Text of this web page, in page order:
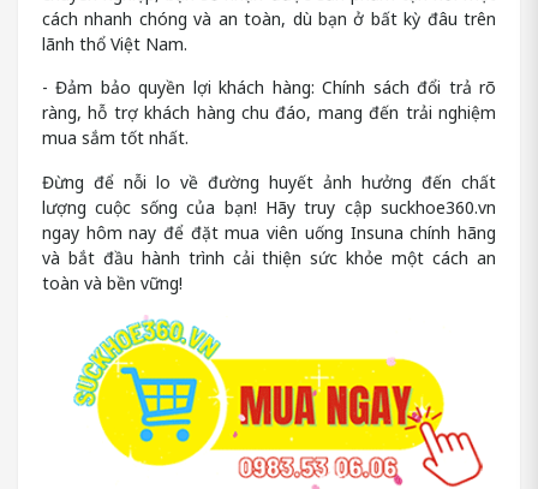
cách nhanh chóng và an toàn, dù bạn ở bất kỳ đâu trên
lãnh thổ Việt Nam.
- Đảm bảo quyền lợi khách hàng: Chính sách đổi trả rõ
ràng, hỗ trợ khách hàng chu đáo, mang đến trải nghiệm
mua sắm tốt nhất.
Đừng để nỗi lo về đường huyết ảnh hưởng đến chất
lượng cuộc sống của bạn! Hãy truy cập suckhoe360.vn
ngay hôm nay để đặt mua viên uống Insuna chính hãng
và bắt đầu hành trình cải thiện sức khỏe một cách an
toàn và bền vững!